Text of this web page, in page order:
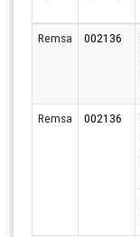
Remsa 002136
Remsa 002136